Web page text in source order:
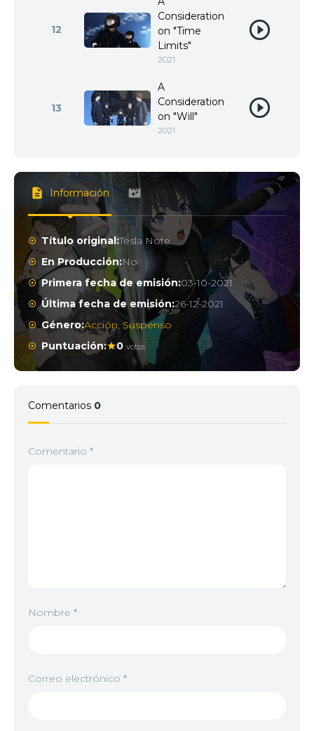
12
Consideration
on "Time
Limits"
2021
13
A
Consideration
on "Will"
2021
Información
Título original:Tesla Note
En Producción:No
Primera fecha de emisión:03-10-2021
Última fecha de emisión:26-12-2021
Género:Acción, Suspenso
Puntuación:
0 votos
Comentarios 0
Comentario *
Nombre *
Correo electrónico *